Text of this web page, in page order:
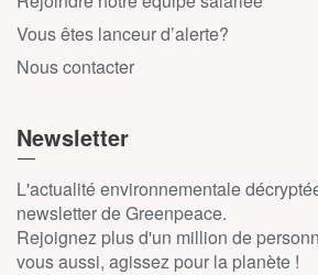
Vous êtes lanceur d’alerte?
Nous contacter
Newsletter
L'actualité environnementale
newsletter de Greenpeace.
Rejoignez plus d'un million de
vous aussi, agissez pour la planète !